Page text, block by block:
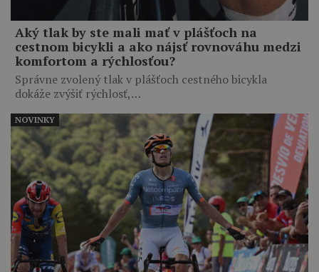
Aký tlak by ste mali mať v plášťoch na
cestnom bicykli a ako nájsť rovnováhu medzi
komfortom a rýchlosťou?
Správne zvolený tlak v plášťoch cestného bicykla
dokáže zvýšiť rýchlosť,…
NOVINKY